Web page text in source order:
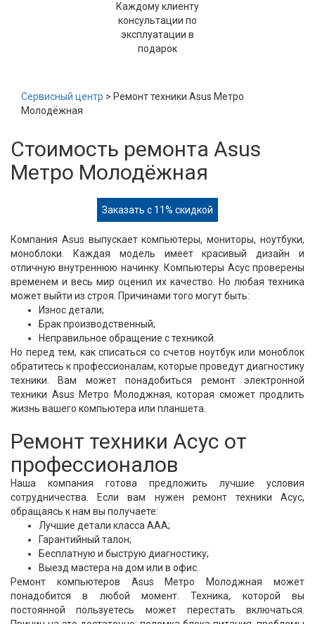
Каждому клиенту
консультации по
эксплуатации в
подарок
Сервисный центр > Ремонт техники Asus Метро
Молодёжная
Стоимость ремонта Asus
Метро Молодёжная
Заказать с 11% скидкой
Компания Asus выпускает компьютеры, мониторы, ноутбуки,
моноблоки. Каждая модель имеет красивый дизайн и
отличную внутреннюю начинку. Компьютеры Асус проверены
временем и весь мир оценил их качество. Но любая техника
может выйти из строя. Причинами того могут быть:
Износ детали;
Брак производственный;
Неправильное обращение с техникой.
Но перед тем, как списаться со счетов ноутбук или моноблок
обратитесь к профессионалам, которые проведут диагностику
техники. Вам может понадобиться ремонт электронной
техники Asus Метро Молоджная, которая сможет продлить
жизнь вашего компьютера или планшета.
Ремонт техники Асус от
профессионалов
Наша компания готова предложить лучшие условия
сотрудничества. Если вам нужен ремонт техники Асус,
обращаясь к нам вы получаете:
Лучшие детали класса ААА;
Гарантийный талон;
Бесплатную и быструю диагностику;
Выезд мастера на дом или в офис.
Ремонт компьютеров Asus Метро Молоджная может
понадобится в любой момент. Техника, которой вы
постоянной пользуетесь может перестать включаться.